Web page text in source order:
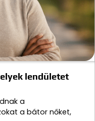
lendületet
a
a bátor nőket,